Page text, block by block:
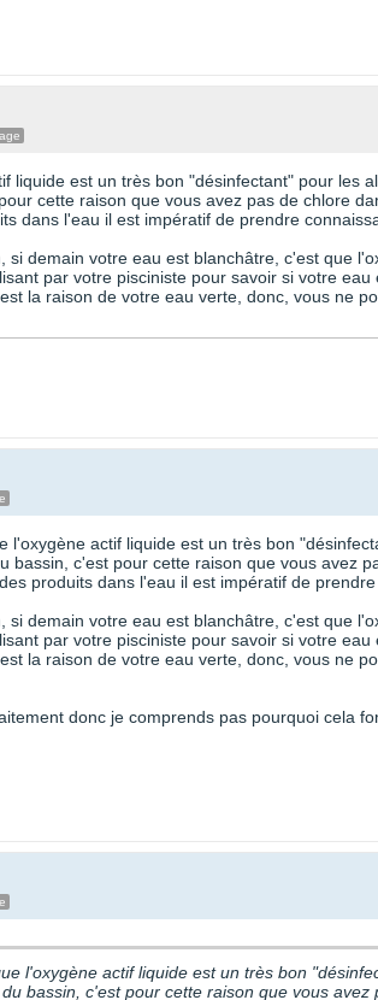
liquide est un très bon "désinfectant" pour les
cette raison que vous avez pas de chlore
dans l'eau il est impératif de prendre
si demain votre eau est blanchâtre, c'est que
par votre pisciniste pour savoir si votre
la raison de votre eau verte, donc, vous ne
l'oxygène actif liquide est un très bon
bassin, c'est pour cette raison que vous avez
produits dans l'eau il est impératif de
si demain votre eau est blanchâtre, c'est que
par votre pisciniste pour savoir si votre
la raison de votre eau verte, donc, vous ne
donc je comprends pas pourquoi cela
l'oxygène actif liquide est un très bon